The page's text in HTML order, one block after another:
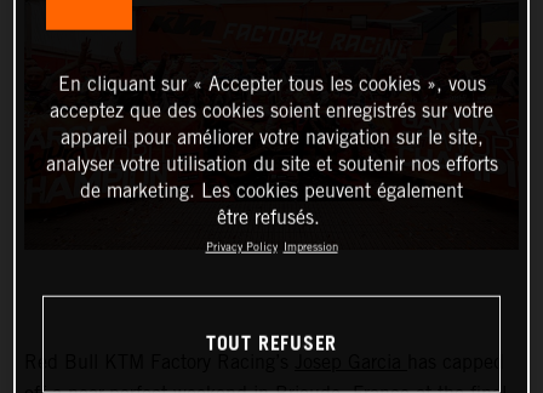
En cliquant sur « Accepter tous les cookies », vous
acceptez que des cookies soient enregistrés sur votre
appareil pour améliorer votre navigation sur le site,
analyser votre utilisation du site et soutenir nos efforts
de marketing. Les cookies peuvent également
être refusés.
Privacy Policy Impression
TOUT REFUSER